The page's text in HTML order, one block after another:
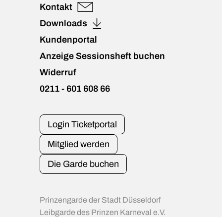
Kontakt
Downloads
Kundenportal
Anzeige Sessionsheft buchen
Widerruf
0211 - 601 608 66
Login Ticketportal
Mitglied werden
Die Garde buchen
Prinzengarde der Stadt Düsseldorf
Leibgarde des Prinzen Karneval e.V.